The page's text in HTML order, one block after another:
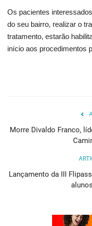
Os pacientes
do seu bairro, realizar o
tratamento, estarão
início aos procedimentos
Morre Divaldo Franco,
Lançamento da III